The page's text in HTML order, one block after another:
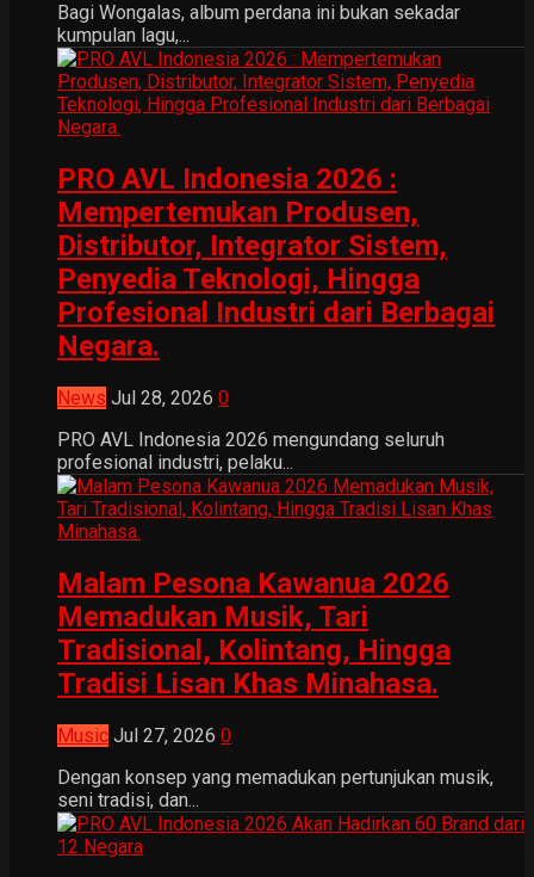
Bagi Wongalas, album perdana ini bukan sekadar
kumpulan lagu,...
PRO AVL Indonesia 2026 :
Mempertemukan Produsen,
Distributor, Integrator Sistem,
Penyedia Teknologi, Hingga
Profesional Industri dari Berbagai
Negara.
News Jul 28, 2026 0
PRO AVL Indonesia 2026 mengundang seluruh
profesional industri, pelaku...
Malam Pesona Kawanua 2026
Memadukan Musik, Tari
Tradisional, Kolintang, Hingga
Tradisi Lisan Khas Minahasa.
Music Jul 27, 2026 0
Dengan konsep yang memadukan pertunjukan musik,
seni tradisi, dan...